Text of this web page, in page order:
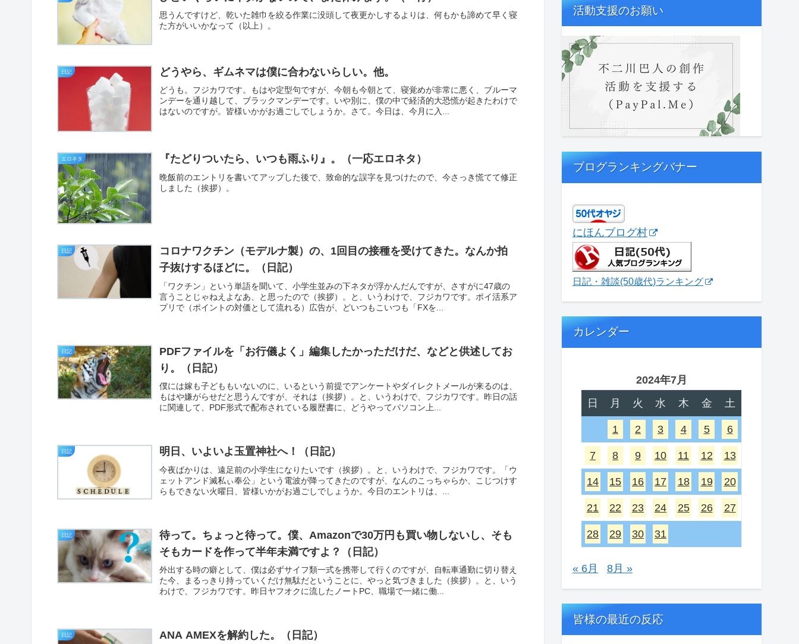
思うんですけど、乾いた雑巾を絞る作業に没頭して夜更かしするよりは、何もかも諦めて早く寝
た方がいいかなって（以上）。
日記 どうやら、ギムネマは僕に合わないらしい。他。
どうも。フジカワです。もはや定型句ですが、今朝も今朝とて、寝覚めが非常に悪く、ブルーマ
ンデーを通り越して、ブラックマンデーです。いや別に、僕の中で経済的大恐慌が起きたわけで
はないのですが。皆様いかがお過ごしでしょうか。さて。今日は、今月に入...
エロネタ 『たどりついたら、いつも雨ふり』。（一応エロネタ）
晩飯前のエントリを書いてアップした後で、致命的な誤字を見つけたので、今さっき慌てて修正
しました（挨拶）。
日記
コロナワクチン（モデルナ製）の、1回目の接種を受けてきた。なんか拍
子抜けするほどに。（日記）
「ワクチン」という単語を聞いて、小学生並みの下ネタが浮かんだんですが、さすがに47歳の
言うことじゃねえよなあ、と思ったので（挨拶）。と、いうわけで、フジカワです。ポイ活系ア
プリで（ポイントの対価として流れる）広告が、どいつもこいつも「FXを...
日記
PDFファイルを「お行儀よく」編集したかっただけだ、などと供述してお
り。（日記）
僕には嫁も子どももいないのに、いるという前提でアンケートやダイレクトメールが来るのは、
もはや嫌がらせだと思うんですが、それは（挨拶）。と、いうわけで、フジカワです。昨日の話
に関連して、PDF形式で配布されている履歴書に、どうやってパソコン上...
日記 明日、いよいよ玉置神社へ！（日記）
今夜ばかりは、遠足前の小学生になりたいです（挨拶）。と、いうわけで、フジカワです。「ウ
ェットアンド滅私ぃ奉公」という電波が降ってきたのですが、なんのこっちゃらか、こじつけす
らもできない火曜日、皆様いかがお過ごしでしょうか。今日のエントリは、...
日記
待って。ちょっと待って。僕、Amazonで30万円も買い物しないし、そも
そもカードを作って半年未満ですよ？（日記）
外出する時の癖として、僕は必ずサイフ類一式を携帯して行くのですが、自転車通勤に切り替え
た今、まるっきり持っていくだけ無駄だということに、やっと気づきました（挨拶）。と、いう
わけで、フジカワです。昨日ヤフオクに流したノートPC、職場で一緒に働...
日記 ANA AMEXを解約した。（日記）
活動支援のお願い
ブログランキングバナー
にほんブログ村
日記・雑談(50歳代)ランキング
カレンダー
2024年7月
日
月 火 水 木 金 土
1 2 3 4 5 6
7 8 9 10 11 12 13
14 15 16 17 18 19 20
21 22 23 24 25 26 27
28 29 30 31
« 6月 8月 »
皆様の最近の反応